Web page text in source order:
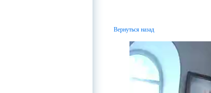
Вернуться назад